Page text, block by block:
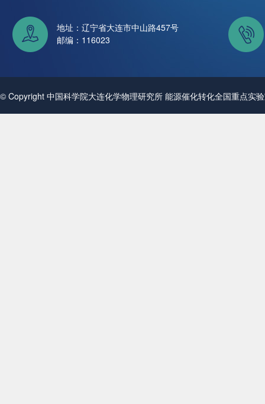
地址：辽宁省大连市中山路457号
邮编：116023
© Copyright 中国科学院大连化学物理研究所 能源催化转化全国重点实